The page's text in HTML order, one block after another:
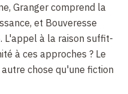
Granger comprend la
et Bouveresse
L'appel à la raison suffit-
à ces approches ? Le
chose qu'une fiction